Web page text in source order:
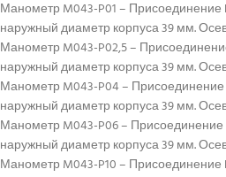
Манометр M043-P01 – Присоединение
наружный диаметр корпуса 39 мм.
Манометр M043-P02,5 –
наружный диаметр корпуса 39 мм.
Манометр M043-P04 – Присоединение
наружный диаметр корпуса 39 мм.
Манометр M043-P06 – Присоединение
наружный диаметр корпуса 39 мм.
Манометр M043-P10 – Присоединение